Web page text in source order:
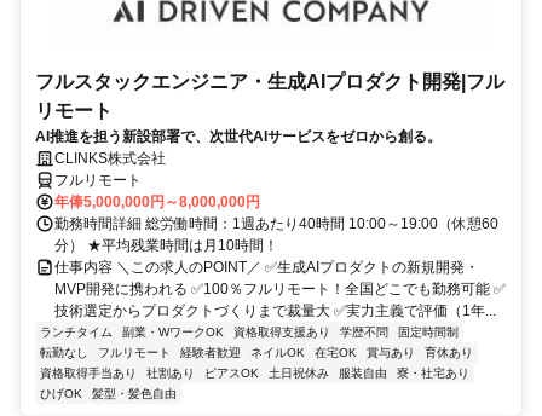
フルスタックエンジニア・生成AIプロダクト開発|フル
リモート
AI推進を担う新設部署で、次世代AIサービスをゼロから創る。
CLINKS株式会社
フルリモート
年俸5,000,000円～8,000,000円
勤務時間詳細 総労働時間：1週あたり40時間 10:00～19:00（休憩60
分） ★平均残業時間は月10時間！
仕事内容 ＼この求人のPOINT／ ✅生成AIプロダクトの新規開発・
MVP開発に携われる ✅100％フルリモート！全国どこでも勤務可能 ✅
技術選定からプロダクトづくりまで裁量大 ✅実力主義で評価（1年...
ランチタイム 副業・WワークOK 資格取得支援あり 学歴不問
固定時間制
転勤なし
フルリモート 経験者歓迎 ネイルOK 在宅OK 賞与あり
育休あり
資格取得手当あり
社割あり ピアスOK 土日祝休み 服装自由
寮・社宅あり
ひげOK
髪型・髪色自由